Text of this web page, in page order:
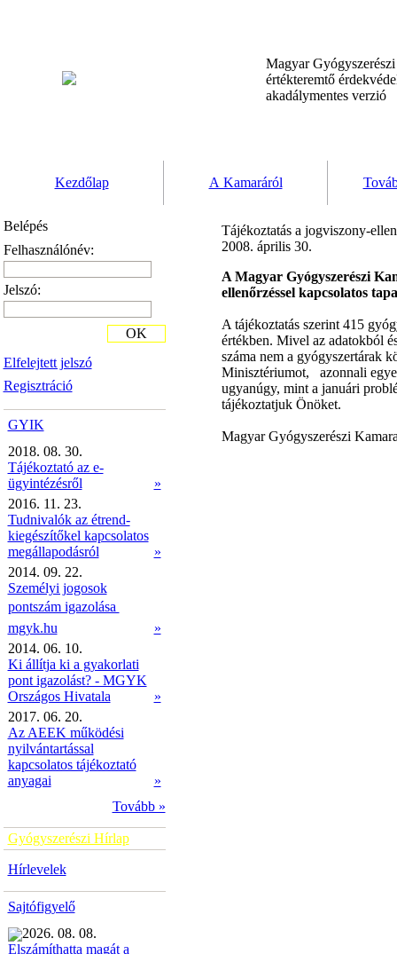
Magyar
értékteremtő
akadálymentes verzió
Kezdőlap A Kamaráról
Belépés
Felhasználónév:
Jelszó:
Elfelejtett jelszó
Regisztráció
OK
GYIK
2018. 08. 30.
Tájékoztató az e-
ügyintézésről
»
2016. 11. 23.
Tudnivalók az étrend-
kiegészítőkel kapcsolatos
megállapodásról
»
2014. 09. 22.
Személyi jogosok
pontszám igazolása 
mgyk.hu
»
2014. 06. 10.
Ki állítja ki a gyakorlati
pont igazolást? - MGYK
Országos Hivatala
»
2017. 06. 20.
Az AEEK működési
nyilvántartással
kapcsolatos tájékoztató
anyagai
»
Tovább »
Gyógyszerészi Hírlap
Hírlevelek
Sajtófigyelő
2026. 08. 08.
Elszámíthatta magát a
Tájékoztatás a jogviszony-
2008. április 30.
A Magyar Gyógyszerészi
ellenőrzéssel kapcsolatos
A tájékoztatás szerint 415
értékben. Mivel az adatokból
száma nem a gyógyszertárak
Minisztériumot, azonnali
ugyanúgy, mint a januári
tájékoztatjuk Önöket.
Magyar Gyógyszerészi